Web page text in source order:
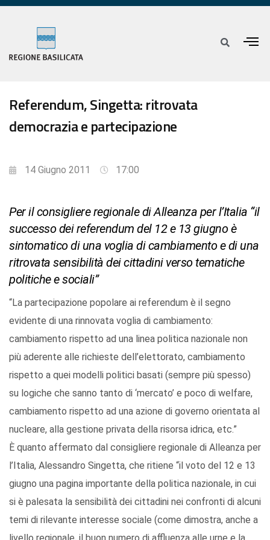
Referendum, Singetta: ritrovata
democrazia e partecipazione
14 Giugno 2011 17:00
Per il consigliere regionale di Alleanza per l’Italia “il
successo dei referendum del 12 e 13 giugno è
sintomatico di una voglia di cambiamento e di una
ritrovata sensibilità dei cittadini verso tematiche
politiche e sociali”
“La partecipazione popolare ai referendum è il segno
evidente di una rinnovata voglia di cambiamento:
cambiamento rispetto ad una linea politica nazionale non
più aderente alle richieste dell’elettorato, cambiamento
rispetto a quei modelli politici basati (sempre più spesso)
su logiche che sanno tanto di ‘mercato’ e poco di welfare,
cambiamento rispetto ad una azione di governo orientata al
nucleare, alla gestione privata della risorsa idrica, etc.”
È quanto affermato dal consigliere regionale di Alleanza per
l’Italia, Alessandro Singetta, che ritiene “il voto del 12 e 13
giugno una pagina importante della politica nazionale, in cui
si è palesata la sensibilità dei cittadini nei confronti di alcuni
temi di rilevante interesse sociale (come dimostra, anche a